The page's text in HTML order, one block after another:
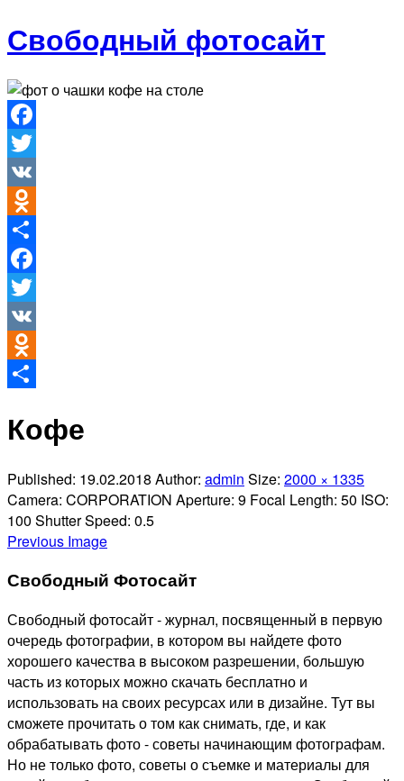
Свободный фотосайт
Facebook
Twitter
VK
Odnoklassniki
Отправить
Facebook
Twitter
VK
Odnoklassniki
Кофе
Published: 19.02.2018 Author: admin Size: 2000 × 1335
Camera: CORPORATION Aperture: 9 Focal Length: 50 ISO:
100 Shutter Speed: 0.5
Previous Image
Свободный Фотосайт
Свободный фотосайт - журнал, посвященный в первую
очередь фотографии, в котором вы найдете фото
хорошего качества в высоком разрешении, большую
часть из которых можно скачать бесплатно и
использовать на своих ресурсах или в дизайне. Тут вы
сможете прочитать о том как снимать, где, и как
обрабатывать фото - советы начинающим фотографам.
Но не только фото, советы о съемке и материалы для